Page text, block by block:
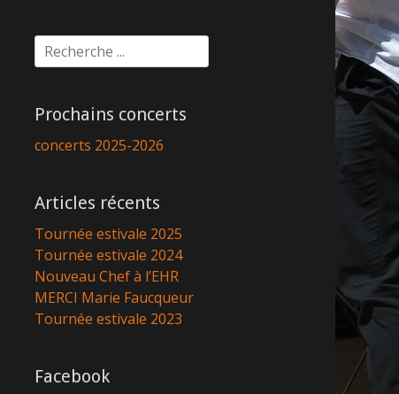
Rechercher :
Prochains concerts
concerts 2025-2026
Articles récents
Tournée estivale 2025
Tournée estivale 2024
Nouveau Chef à l’EHR
MERCI Marie Faucqueur
Tournée estivale 2023
Facebook